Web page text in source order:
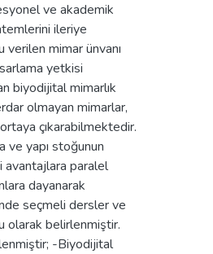
ve akademik
ileriye
mimar ünvanı
yetkisi
biyodijital mimarlık
olmayan mimarlar,
çıkarabilmektedir.
ve yapı stoğunun
avantajlara paralel
dayanarak
seçmeli dersler ve
olarak belirlenmiştir.
-Biyodijital